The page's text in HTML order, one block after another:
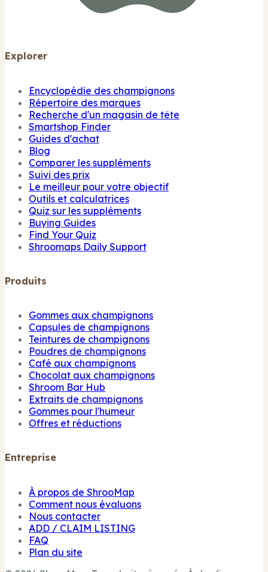
Explorer
Encyclopédie des champignons
Répertoire des marques
Recherche d'un magasin de tête
Smartshop Finder
Guides d'achat
Blog
Comparer les suppléments
Suivi des prix
Le meilleur pour votre objectif
Outils et calculatrices
Quiz sur les suppléments
Buying Guides
Find Your Quiz
Shroomaps Daily Support
Produits
Gommes aux champignons
Capsules de champignons
Teintures de champignons
Poudres de champignons
Café aux champignons
Chocolat aux champignons
Shroom Bar Hub
Extraits de champignons
Gommes pour l'humeur
Offres et réductions
Entreprise
À propos de ShrooMap
Comment nous évaluons
Nous contacter
ADD / CLAIM LISTING
FAQ
Plan du site